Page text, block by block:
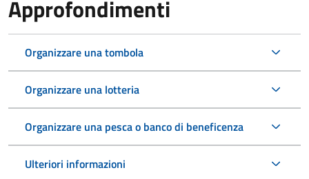
Approfondimenti
Organizzare una tombola
Organizzare una lotteria
Organizzare una pesca o banco di beneficenza
Ulteriori informazioni